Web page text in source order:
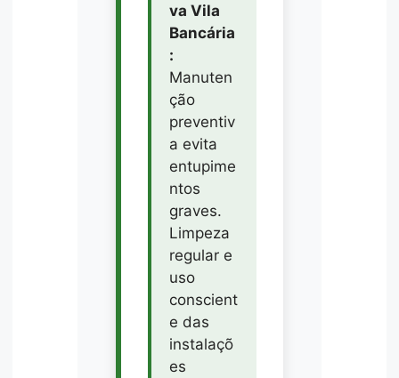
va Vila
Bancária
:
Manuten
ção
preventiv
a evita
entupime
ntos
graves.
Limpeza
regular e
uso
conscient
e das
instalaçõ
es